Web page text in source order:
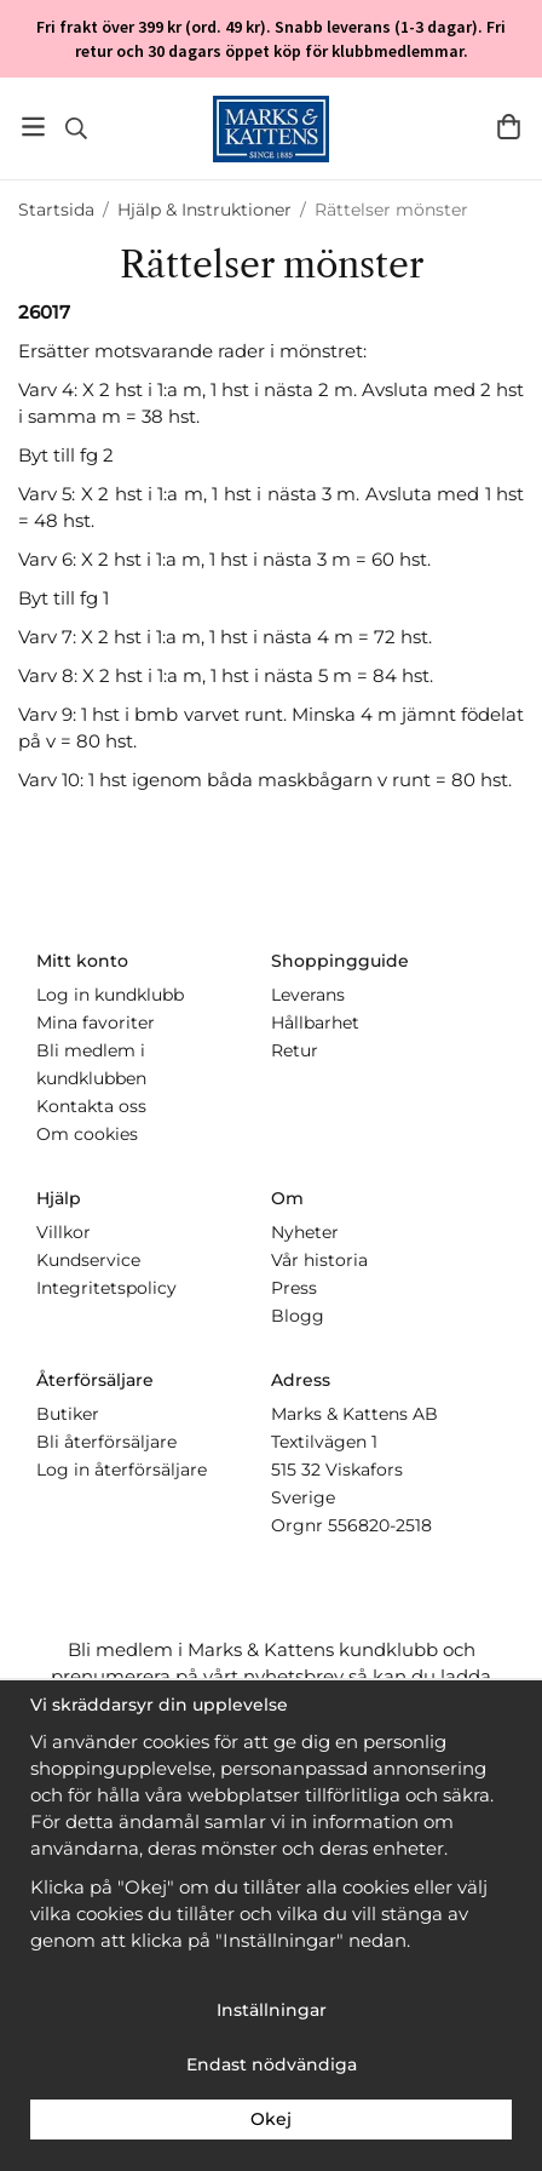
Fri frakt över 399 kr (ord. 49 kr). Snabb leverans (1-3 dagar). Fri
retur och 30 dagars öppet köp för klubbmedlemmar.
Startsida / Hjälp & Instruktioner / Rättelser mönster
Rättelser mönster
26017
Ersätter motsvarande rader i mönstret:
Varv 4: X 2 hst i 1:a m, 1 hst i nästa 2 m. Avsluta med 2 hst
i samma m = 38 hst.
Byt till fg 2
Varv 5: X 2 hst i 1:a m, 1 hst i nästa 3 m. Avsluta med 1 hst
= 48 hst.
Varv 6: X 2 hst i 1:a m, 1 hst i nästa 3 m = 60 hst.
Byt till fg 1
Varv 7: X 2 hst i 1:a m, 1 hst i nästa 4 m = 72 hst.
Varv 8: X 2 hst i 1:a m, 1 hst i nästa 5 m = 84 hst.
Varv 9: 1 hst i bmb varvet runt. Minska 4 m jämnt födelat
på v = 80 hst.
Varv 10: 1 hst igenom båda maskbågarn v runt = 80 hst.
Mitt konto
Log in kundklubb
Mina favoriter
Bli medlem i
kundklubben
Kontakta oss
Om cookies
Shoppingguide
Leverans
Hållbarhet
Retur
Hjälp
Villkor
Kundservice
Integritetspolicy
Om
Nyheter
Vår historia
Press
Blogg
Återförsäljare
Butiker
Bli återförsäljare
Log in återförsäljare
Adress
Marks & Kattens AB
Textilvägen 1
515 32 Viskafors
Sverige
Orgnr 556820-2518
Bli medlem i Marks & Kattens kundklubb och
prenumerera på vårt nyhetsbrev så kan du ladda
ner många mönstergratisoch få många
när du handlar garn till mönstret. Du ser vilka som
ärgratis när du ärinloggad.
Bli medlem
Copyright © 2026, Marks & Kattens AB
Vi skräddarsyr din upplevelse
Vi använder cookies för att ge dig en personlig
shoppingupplevelse, personanpassad annonsering
och för hålla våra webbplatser tillförlitliga och säkra.
För detta ändamål samlar vi in information om
användarna, deras mönster och deras enheter.
Klicka på "Okej" om du tillåter alla cookies eller välj
vilka cookies du tillåter och vilka du vill stänga av
genom att klicka på "Inställningar" nedan.
Inställningar
Endast nödvändiga
Okej